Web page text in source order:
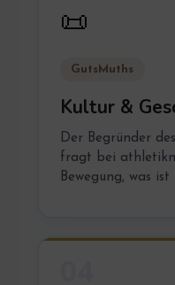
📜
GutsMuths
Kultur &
Der Begründer
fragt bei
Bewegung, was